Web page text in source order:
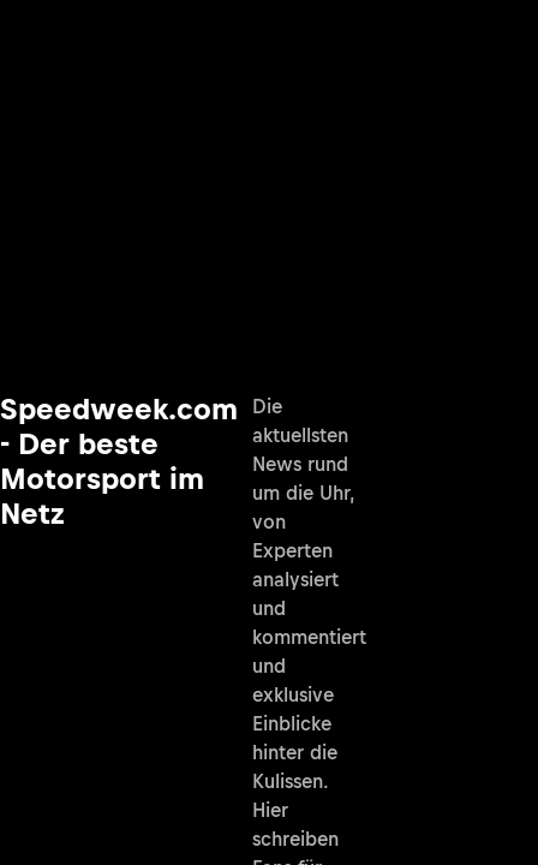
Speedweek.com
- Der beste
Motorsport im
Netz
Die
aktuellsten
News rund
um die Uhr,
von
Experten
analysiert
und
kommentiert
und
exklusive
Einblicke
hinter die
Kulissen.
Hier
schreiben